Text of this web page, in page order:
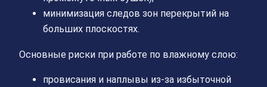
минимизация следов зон перекрытий на
больших плоскостях.
Основные риски при работе по влажному слою:
провисания и наплывы из-за избыточной